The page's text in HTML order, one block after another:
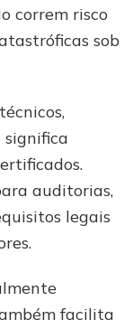
correm risco
sob
significa
auditorias,
legais
facilita